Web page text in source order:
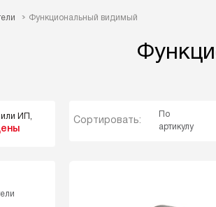
Функциональный видимый
ИП,
Сортировать:
По
артикулу